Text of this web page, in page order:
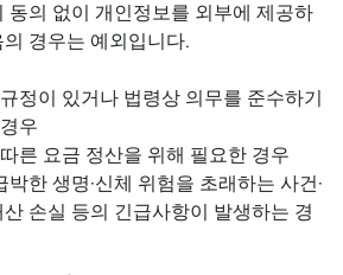
동의 없이 개인정보를 외부에 제공하
경우는 예외입니다.
정이 있거나 법령상 의무를 준수하기
우
른 요금 정산을 위해 필요한 경우
박한 생명·신체 위험을 초래하는 사건·
손실 등의 긴급사항이 발생하는 경